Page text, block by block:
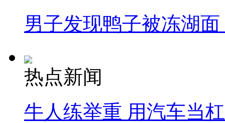
男子发现鸭子被冻湖
热点新闻
牛人练举重 用汽车当